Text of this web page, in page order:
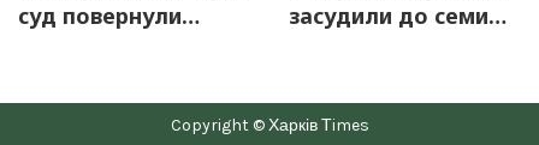
суд повернули
городища
засудили до семи
агресії РФ та
пропаганду СРСР
Copyright © Харків Тimes